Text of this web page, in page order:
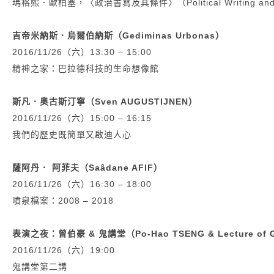
瑪格熙．歐柏塞，〈政治書寫及其條件〉（Political Writing
吉帝米納斯．烏爾伯納斯（Gediminas Urbonas）
2016/11/26（六）13:30 – 15:00
精神之家：巴拉德科技的生命想像館
斯凡．奥古斯汀寧（Sven AUGUSTIJNEN）
2016/11/26（六）15:00 – 16:15
我們的歷史既簡單又啟迪人心
薩阿丹． 阿菲夫（Saâdane AFIF）
2016/11/26（六）16:30 – 18:00
噴泉檔案：2008 – 2018
表演之夜：曾伯豪 & 鬼講堂（Po-Hao TSENG & Lecture of
2016/11/26（六）19:00
鬼講堂第二講